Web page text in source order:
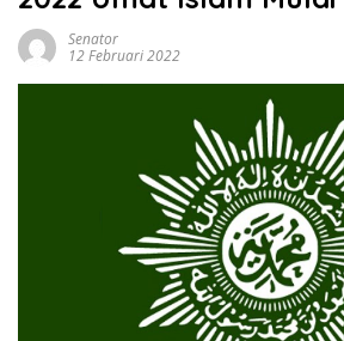
Senator
12 Februari 2022